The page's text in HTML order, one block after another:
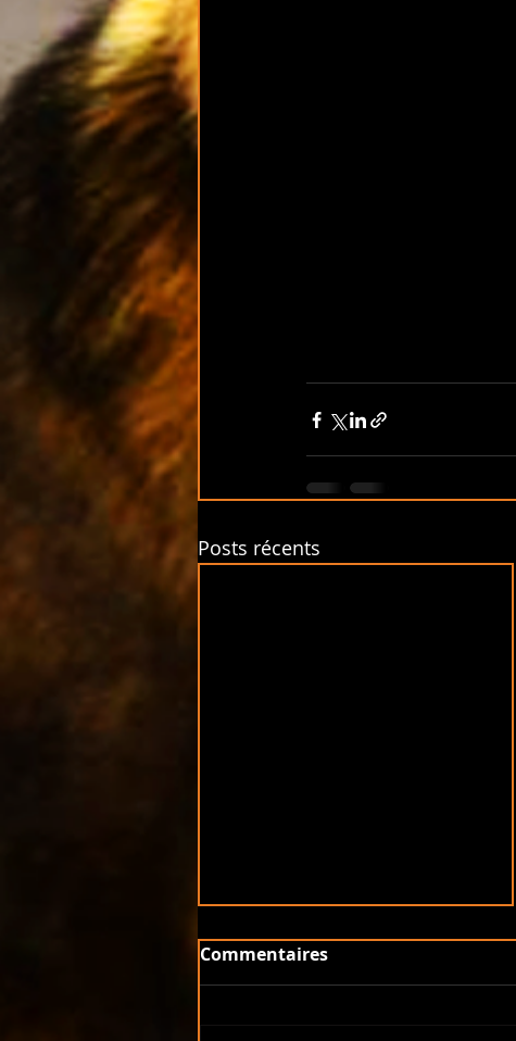
Posts récents
Commentaires